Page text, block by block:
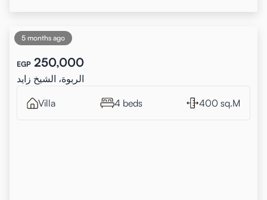
5 months ago
EGP 250,000
الربوة، الشيخ زايد
Villa 4 beds 400 sq.M